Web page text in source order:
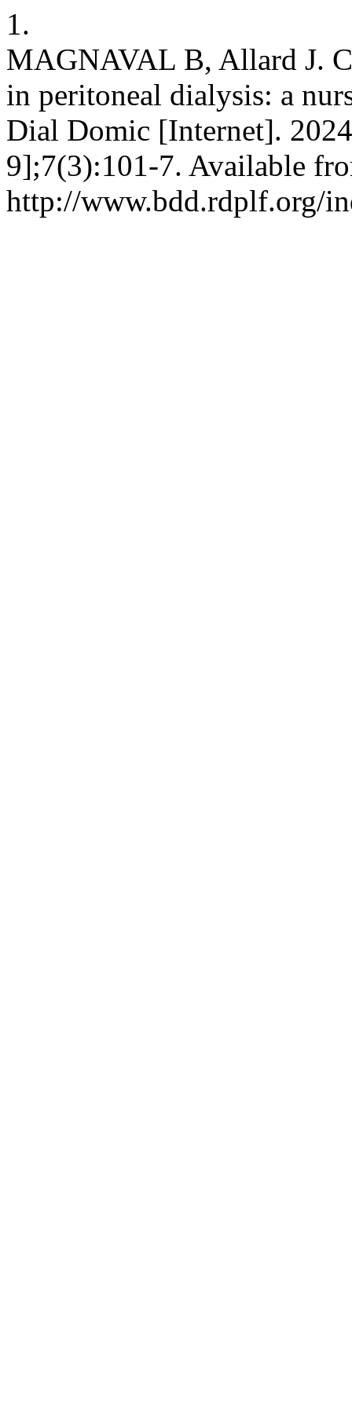
1.
MAGNAVAL B, Allard J.
in peritoneal dialysis: a
Dial Domic [Internet].
9];7(3):101-7. Available
http://www.bdd.rdplf.org/